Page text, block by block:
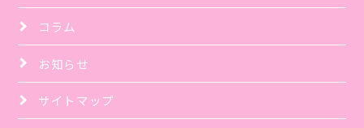
コラム
お知らせ
サイトマップ